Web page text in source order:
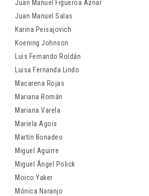
Juan Manuel Figueroa Aznar
Juan Manuel Salas
Karina Peisajovich
Koening Johnson
Luis Fernando Roldán
Luisa Fernanda Lindo
Macarena Rojas
Mariana Román
Mariana Varela
Mariela Agois
Martín Bonadeo
Miguel Aguirre
Miguel Ángel Polick
Moico Yaker
Mónica Naranjo